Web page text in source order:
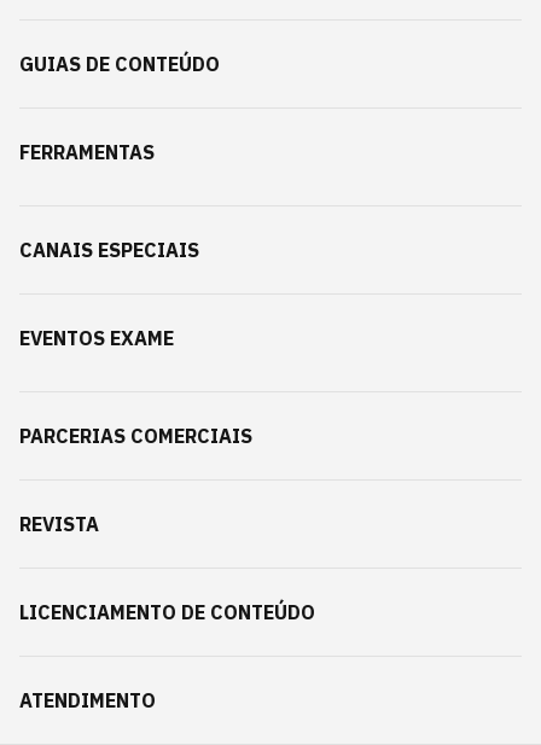
GUIAS DE CONTEÚDO
FERRAMENTAS
CANAIS ESPECIAIS
EVENTOS EXAME
PARCERIAS COMERCIAIS
REVISTA
LICENCIAMENTO DE CONTEÚDO
ATENDIMENTO